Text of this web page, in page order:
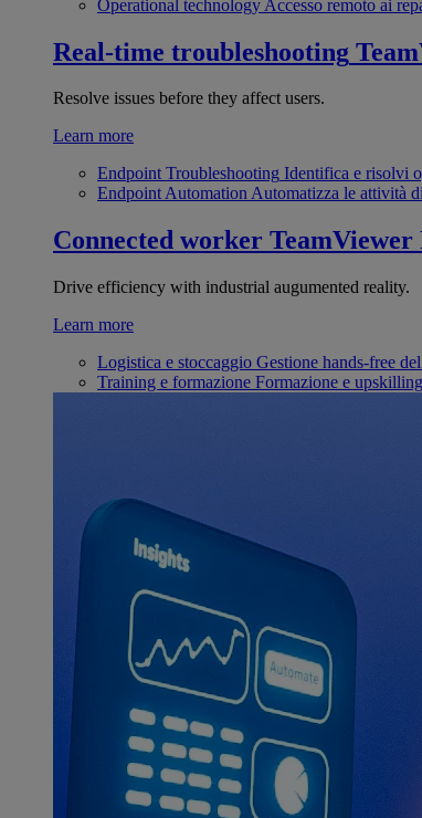
Operational technology Accesso remoto ai
Real-time troubleshooting
Resolve issues before they affect users.
Learn more
Endpoint Troubleshooting Identifica e risolvi
Endpoint AutomationAutomatizza le attività
Connected worker
Drive efficiency with industrial augumented reality.
Learn more
Logistica e stoccaggio Gestione hands-free
Training e formazione Formazione e